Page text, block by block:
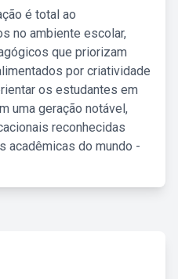
é total ao
no ambiente escolar,
que priorizam
por criatividade
os estudantes em
uma geração notável,
reconhecidas
acadêmicas do mundo -